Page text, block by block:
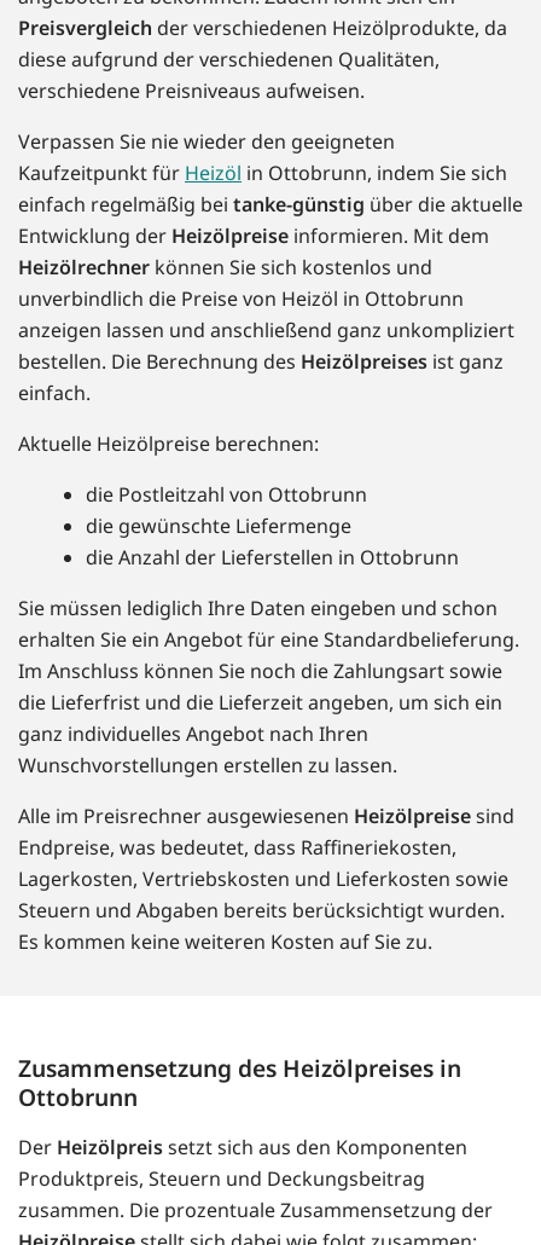
Preisvergleich der verschiedenen Heizölprodukte, da
diese aufgrund der verschiedenen Qualitäten,
verschiedene Preisniveaus aufweisen.
Verpassen Sie nie wieder den geeigneten
Kaufzeitpunkt für Heizöl in Ottobrunn, indem Sie sich
einfach regelmäßig bei tanke-günstig über die aktuelle
Entwicklung der Heizölpreise informieren. Mit dem
Heizölrechner können Sie sich kostenlos und
unverbindlich die Preise von Heizöl in Ottobrunn
anzeigen lassen und anschließend ganz unkompliziert
bestellen. Die Berechnung des Heizölpreises ist ganz
einfach.
Aktuelle Heizölpreise berechnen:
die Postleitzahl von Ottobrunn
die gewünschte Liefermenge
die Anzahl der Lieferstellen in Ottobrunn
Sie müssen lediglich Ihre Daten eingeben und schon
erhalten Sie ein Angebot für eine Standardbelieferung.
Im Anschluss können Sie noch die Zahlungsart sowie
die Lieferfrist und die Lieferzeit angeben, um sich ein
ganz individuelles Angebot nach Ihren
Wunschvorstellungen erstellen zu lassen.
Alle im Preisrechner ausgewiesenen Heizölpreisesind
Endpreise, was bedeutet, dass Raffineriekosten,
Lagerkosten, Vertriebskosten und Lieferkosten sowie
Steuern und Abgaben bereits berücksichtigt wurden.
Es kommen keine weiteren Kosten auf Sie zu.
Zusammensetzung des Heizölpreises in
Ottobrunn
Der Heizölpreissetzt sich aus den Komponenten
Produktpreis, Steuern und Deckungsbeitrag
zusammen. Die prozentuale Zusammensetzung der